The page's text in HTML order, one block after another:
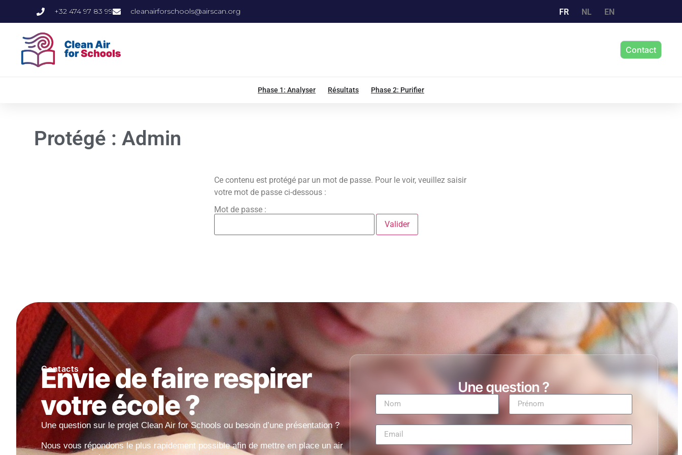
+32 474 97 83 99 cleanairforschools@airscan.org FR NL EN
Contact
Phase 1: Analyser Résultats Phase 2: Purifier
Protégé : Admin
Ce contenu est protégé par un mot de passe. Pour le voir, veuillez saisir
votre mot de passe ci-dessous :
Mot de passe :
Contacts
Envie de faire respirer
votre école ?
Une question sur le projet Clean Air for Schools ou besoin d’une présentation ?
Nous vous répondons le plus rapidement possible afin de mettre en place un air
Une question ?